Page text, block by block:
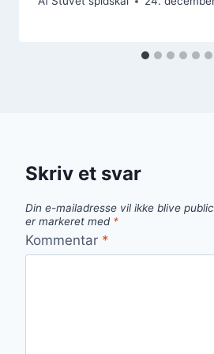
Skriv et svar
Din e-mailadresse vil ikke blive
er markeret med *
Kommentar *